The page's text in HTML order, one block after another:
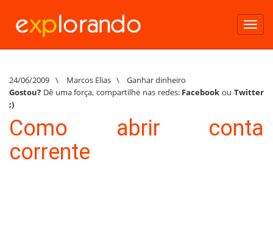
24/06/2009 \ Marcos Elias \
Ganhar dinheiro
Gostou? Dê uma força, compartilhe nas redes: Facebook ouTwitter
;)
Como abrir conta
corrente